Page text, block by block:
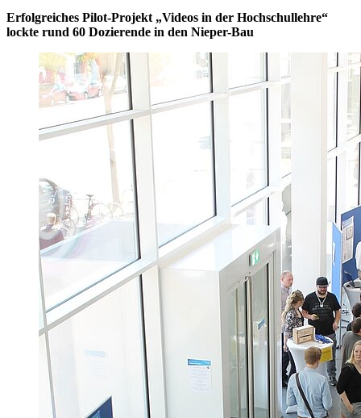
Erfolgreiches Pilot-Projekt „Videos in der Hochschullehre“
lockte rund 60 Dozierende in den Nieper-Bau